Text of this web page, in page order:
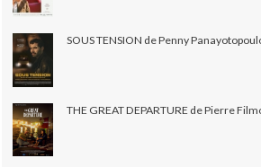
SOUS TENSION de Penny
THE GREAT DEPARTURE de Pierre